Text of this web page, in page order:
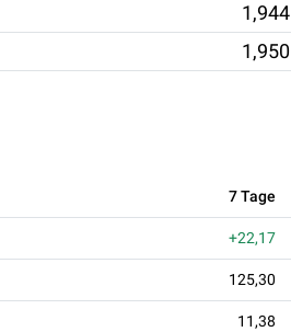
1,944
1,950
7 Tage
+22,17
125,30
11,38